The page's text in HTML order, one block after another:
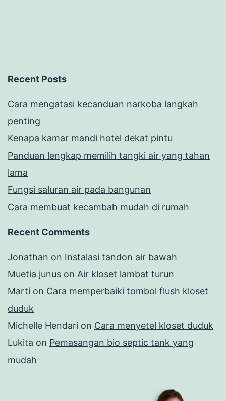
Recent Posts
Cara mengatasi kecanduan narkoba langkah
penting
Kenapa kamar mandi hotel dekat pintu
Panduan lengkap memilih tangki air yang tahan
lama
Fungsi saluran air pada bangunan
Cara membuat kecambah mudah di rumah
Recent Comments
Jonathan on Instalasi tandon air bawah
Muetia junus on Air kloset lambat turun
Marti on Cara memperbaiki tombol flush kloset
duduk
Michelle Hendari on Cara menyetel kloset duduk
Lukita on Pemasangan bio septic tank yang
mudah